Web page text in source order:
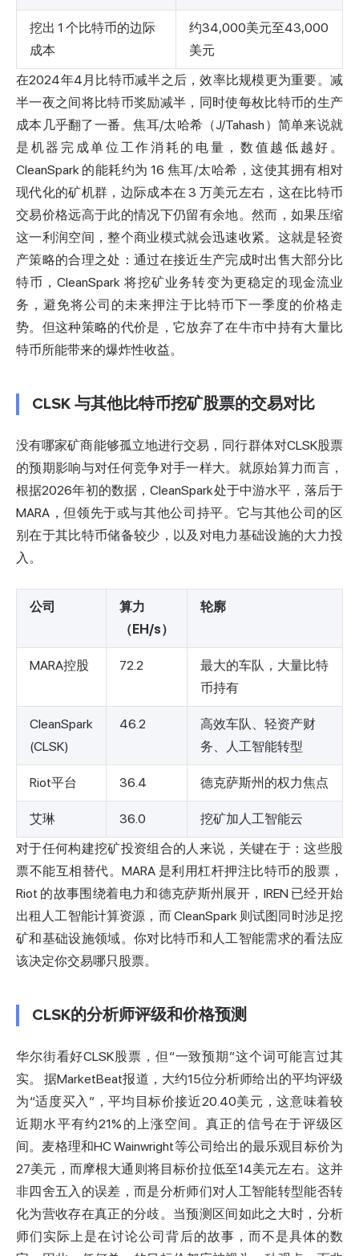
挖出 1 个比特币的边际
成本
约34,000美元至43,000
美元
在2024年4月比特币减半之后，效率比规模更为重要。减
半一夜之间将比特币奖励减半，同时使每枚比特币的生产
成本几乎翻了一番。焦耳/太哈希（J/Tahash）简单来说就
是机器完成单位工作消耗的电量，数值越低越好。
CleanSpark 的能耗约为 16 焦耳/太哈希，这使其拥有相对
现代化的矿机群，边际成本在 3 万美元左右，这在比特币
交易价格远高于此的情况下仍留有余地。然而，如果压缩
这一利润空间，整个商业模式就会迅速收紧。这就是轻资
产策略的合理之处：通过在接近生产完成时出售大部分比
特币，CleanSpark 将挖矿业务转变为更稳定的现金流业
务，避免将公司的未来押注于比特币下一季度的价格走
势。但这种策略的代价是，它放弃了在牛市中持有大量比
特币所能带来的爆炸性收益。
CLSK 与其他比特币挖矿股票的交易对比
没有哪家矿商能够孤立地进行交易，同行群体对CLSK股票
的预期影响与对任何竞争对手一样大。就原始算力而言，
根据2026年初的数据 ，CleanSpark处于中游水平，落后于
MARA，但领先于或与其他公司持平。它与其他公司的区
别在于其比特币储备较少，以及对电力基础设施的大力投
入。
公司
算力
（EH/s）
轮廓
MARA控股 72.2
最大的车队，大量比特
币持有
CleanSpark
(CLSK)
46.2
高效车队、轻资产财
务、人工智能转型
Riot平台 36.4 德克萨斯州的权力焦点
艾琳 36.0
挖矿加人工智能云
对于任何构建挖矿投资组合的人来说，关键在于：这些股
票不能互相替代。MARA 是利用杠杆押注比特币的股票，
Riot 的故事围绕着电力和德克萨斯州展开，IREN 已经开始
出租人工智能计算资源，而 CleanSpark 则试图同时涉足挖
矿和基础设施领域。你对比特币和人工智能需求的看法应
该决定你交易哪只股票。
CLSK的分析师评级和价格预测
华尔街看好CLSK股票，但“一致预期”这个词可能言过其
实。据MarketBeat报道 ，大约15位分析师给出的平均评级
为“适度买入”，平均目标价接近20.40美元，这意味着较
近期水平有约21%的上涨空间。真正的信号在于评级区
间。麦格理和HC Wainwright等公司给出的最乐观目标价为
27美元，而摩根大通则将目标价拉低至14美元左右。这并
非四舍五入的误差，而是分析师们对人工智能转型能否转
化为营收存在真正的分歧。当预测区间如此之大时，分析
师们实际上是在讨论公司背后的故事，而不是具体的数